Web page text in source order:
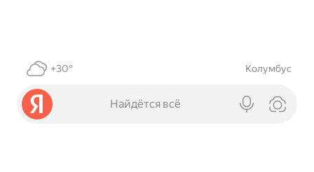
+30° Колумбус
Найдётся всё